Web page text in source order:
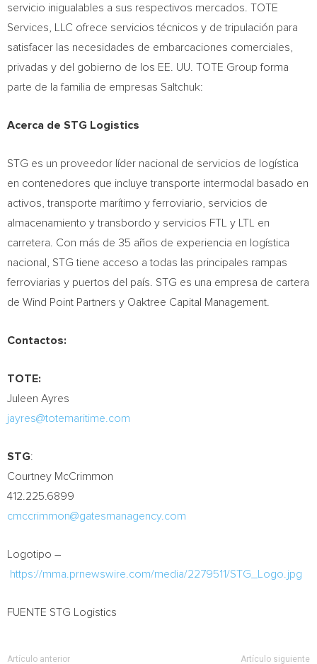
servicio inigualables a sus respectivos mercados. TOTE
Services, LLC ofrece servicios técnicos y de tripulación para
satisfacer las necesidades de embarcaciones comerciales,
privadas y del gobierno de los EE. UU. TOTE Group forma
parte de la familia de empresas Saltchuk:
Acerca de STG Logistics
STG es un proveedor líder nacional de servicios de logística
en contenedores que incluye transporte intermodal basado en
activos, transporte marítimo y ferroviario, servicios de
almacenamiento y transbordo y servicios FTL y LTL en
carretera. Con más de 35 años de experiencia en logística
nacional, STG tiene acceso a todas las principales rampas
ferroviarias y puertos del país. STG es una empresa de cartera
de Wind Point Partners y Oaktree Capital Management.
Contactos:
TOTE:
Juleen Ayres
jayres@totemaritime.com
STG:
Courtney McCrimmon
412.225.6899
cmccrimmon@gatesmanagency.com
Logotipo –
https://mma.prnewswire.com/media/2279511/STG_Logo.jpg
FUENTE STG Logistics
Artículo anterior Artículo siguiente